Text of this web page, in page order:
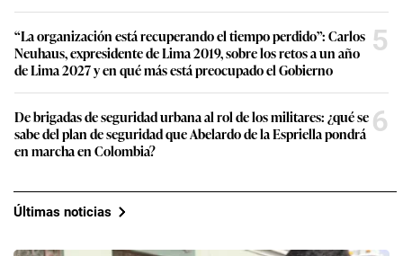
“La organización está recuperando el tiempo perdido”: Carlos
Neuhaus, expresidente de Lima 2019, sobre los retos a un año
de Lima 2027 y en qué más está preocupado el Gobierno
5
De brigadas de seguridad urbana al rol de los militares: ¿qué se
sabe del plan de seguridad que Abelardo de la Espriella pondrá
en marcha en Colombia?
6
Últimas noticias